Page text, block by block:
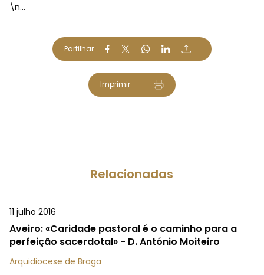
\n...
Partilhar
Imprimir
Relacionadas
11 julho 2016
Aveiro: «Caridade pastoral é o caminho para a
perfeição sacerdotal» - D. António Moiteiro
Arquidiocese de Braga